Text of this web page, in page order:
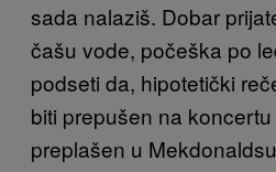
sada nalaziš. Dobar
čašu vode, počeška po
podseti da, hipotetički
biti prepušen na
preplašen u